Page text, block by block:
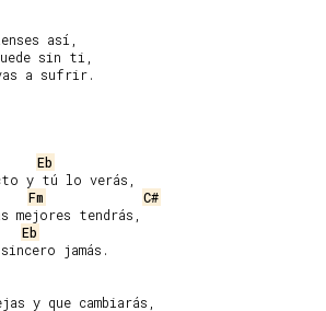
así,
sin ti,
a sufrir.
Eb
Fm
C#
Eb